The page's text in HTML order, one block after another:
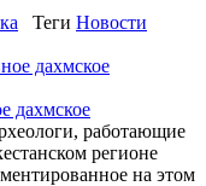
Теги Новости
дахмское
работающие
регионе
на этом